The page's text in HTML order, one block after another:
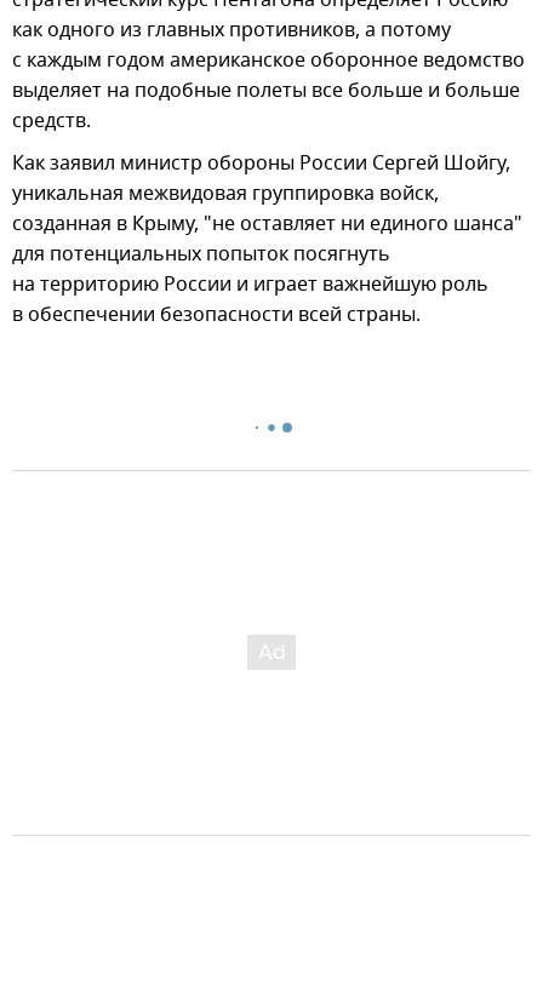
как одного из главных противников, а потому
с каждым годом американское оборонное ведомство
выделяет на подобные полеты все больше и больше
средств.
Как заявил министр обороны России Сергей Шойгу,
уникальная межвидовая группировка войск,
созданная в Крыму, "не оставляет ни единого шанса"
для потенциальных попыток посягнуть
на территорию России и играет важнейшую роль
в обеспечении безопасности всей страны.